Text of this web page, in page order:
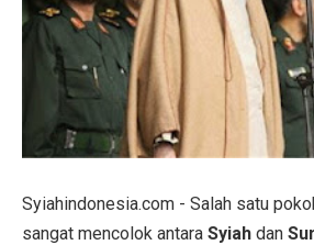
Syiahindonesia.com - Salah satu
sangat mencolok antara Syiah dan